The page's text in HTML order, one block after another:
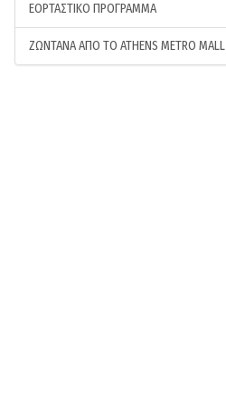
ΕΟΡΤΑΣΤΙΚΟ ΠΡΟΓΡΑΜΜΑ
ΖΩΝΤΑΝΑ ΑΠΟ ΤΟ ATHENS METRO MALL